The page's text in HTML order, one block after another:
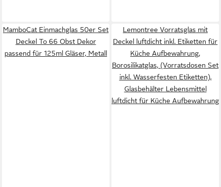
MamboCat Einmachglas 50er Set
Deckel To 66 Obst Dekor
passend für 125ml Gläser, Metall
Lemontree Vorratsglas mit
Deckel luftdicht inkl. Etiketten für
Küche Aufbewahrung,
Borosilikatglas, (Vorratsdosen Set
inkl. Wasserfesten Etiketten),
Glasbehälter Lebensmittel
luftdicht für Küche Aufbewahrung